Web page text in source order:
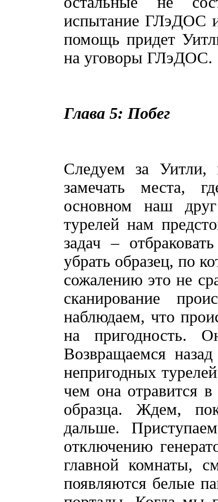
испытание ГЛэДОС и
помощь придет
на уговоры ГЛэДОС.
Глава 5: Побег
Следуем за Уитли,
замечать места,
основном наш
турелей нам
задач –
убрать образец, по
сожалению это не
сканирование
наблюдаем, что
на пригодность.
Возвращаемся
непригодных
чем она отравится
образца. Ждем,
дальше.
отключению
главной комнаты,
появляются белые